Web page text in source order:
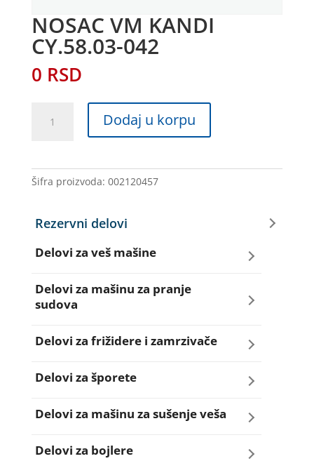
NOSAC VM KANDI
CY.58.03-042
0 RSD
042
količina
Dodaj u korpu
Šifra proizvoda: 002120457
Rezervni delovi
Delovi za veš mašine
Amortizeri za veš mašinu
Delovi za mašinu za pranje
sudova
Creva za sudo mašine
Dihtunzi za sudo mašine
Elektroventili za sudo mašine
Filteri za sudo mašine
Delovi za frižidere i zamrzivače
Aqua filteri za frižidere
Dihtunzi za frižidere i zamrzivače
Elektronika za frižidere i zamrzivače
Delovi za šporete
Dihtunzi za šporete
Dugmad za šporete
Delovi za mašinu za sušenje veša
Dihtunzi mašine za sušenje veša
Delovi za bojlere